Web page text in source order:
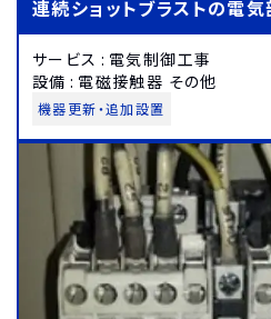
連続ショットブラストの電
サービス : 電気制御工事
設備 : 電磁接触器 その他
機器更新・追加設置